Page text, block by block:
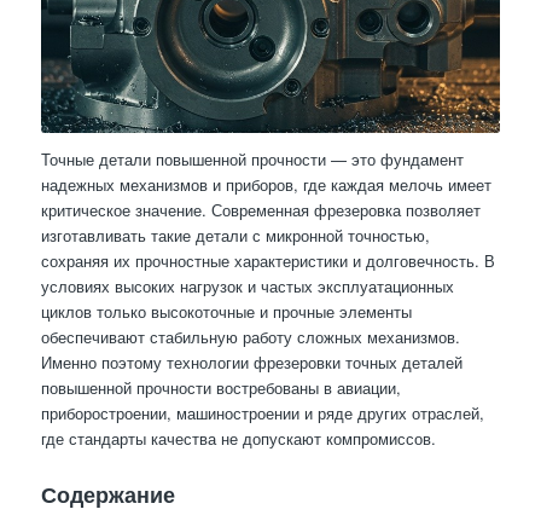
Точные детали повышенной прочности — это фундамент
надежных механизмов и приборов, где каждая мелочь имеет
критическое значение. Современная фрезеровка позволяет
изготавливать такие детали с микронной точностью,
сохраняя их прочностные характеристики и долговечность. В
условиях высоких нагрузок и частых эксплуатационных
циклов только высокоточные и прочные элементы
обеспечивают стабильную работу сложных механизмов.
Именно поэтому технологии фрезеровки точных деталей
повышенной прочности востребованы в авиации,
приборостроении, машиностроении и ряде других отраслей,
где стандарты качества не допускают компромиссов.
Содержание